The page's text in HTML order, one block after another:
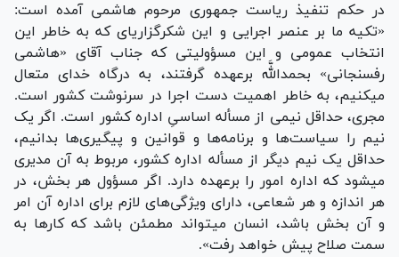
در حکم تنفیذ ریاست جمهوری مرحوم هاشمی آمده است:
«تکیه ما بر عنصر اجرایی و این شکرگزاریای که به خاطر این
انتخاب عمومی و این مسؤولیتی که جناب آقای «هاشمی
رفسنجانی» بحمداللَّه برعهده گرفتند، به درگاه خدای متعال
میکنیم، به خاطر اهمیت دست اجرا در سرنوشت کشور است.
مجری، حداقل نیمی از مسأله اساسىِ اداره کشور است. اگر یک
نیم را سیاست‌ها و برنامه‌ها و قوانین و پیگیری‌ها بدانیم،
حداقل یک نیم دیگر از مسأله اداره کشور، مربوط به آن مدیری
میشود که اداره امور را برعهده دارد. اگر مسؤول هر بخش، در
هر اندازه و هر شعاعی، دارای ویژگی‌های لازم برای اداره آن امر
و آن بخش باشد، انسان میتواند مطمئن باشد که کار‌ها به
سمت صلاح پیش خواهد رفت».